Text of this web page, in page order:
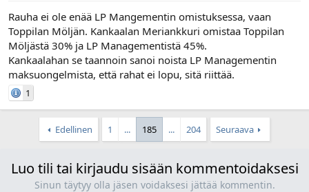
Rauha ei ole enää LP Mangementin omistuksessa, vaan
Toppilan Möljän. Kankaalan Meriankkuri omistaa Toppilan
Möljästä 30% ja LP Managementistä 45%.
Kankaalahan se taannoin sanoi noista LP Managementin
maksuongelmista, että rahat ei lopu, sitä riittää.
1
Edellinen 1 ... 185 ... 204 Seuraava
Luo tili tai kirjaudu sisään kommentoidaksesi
Sinun täytyy olla jäsen voidaksesi jättää kommentin.